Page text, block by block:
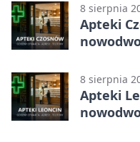
8 sierpnia
Apteki
8 sierpnia
Apteki